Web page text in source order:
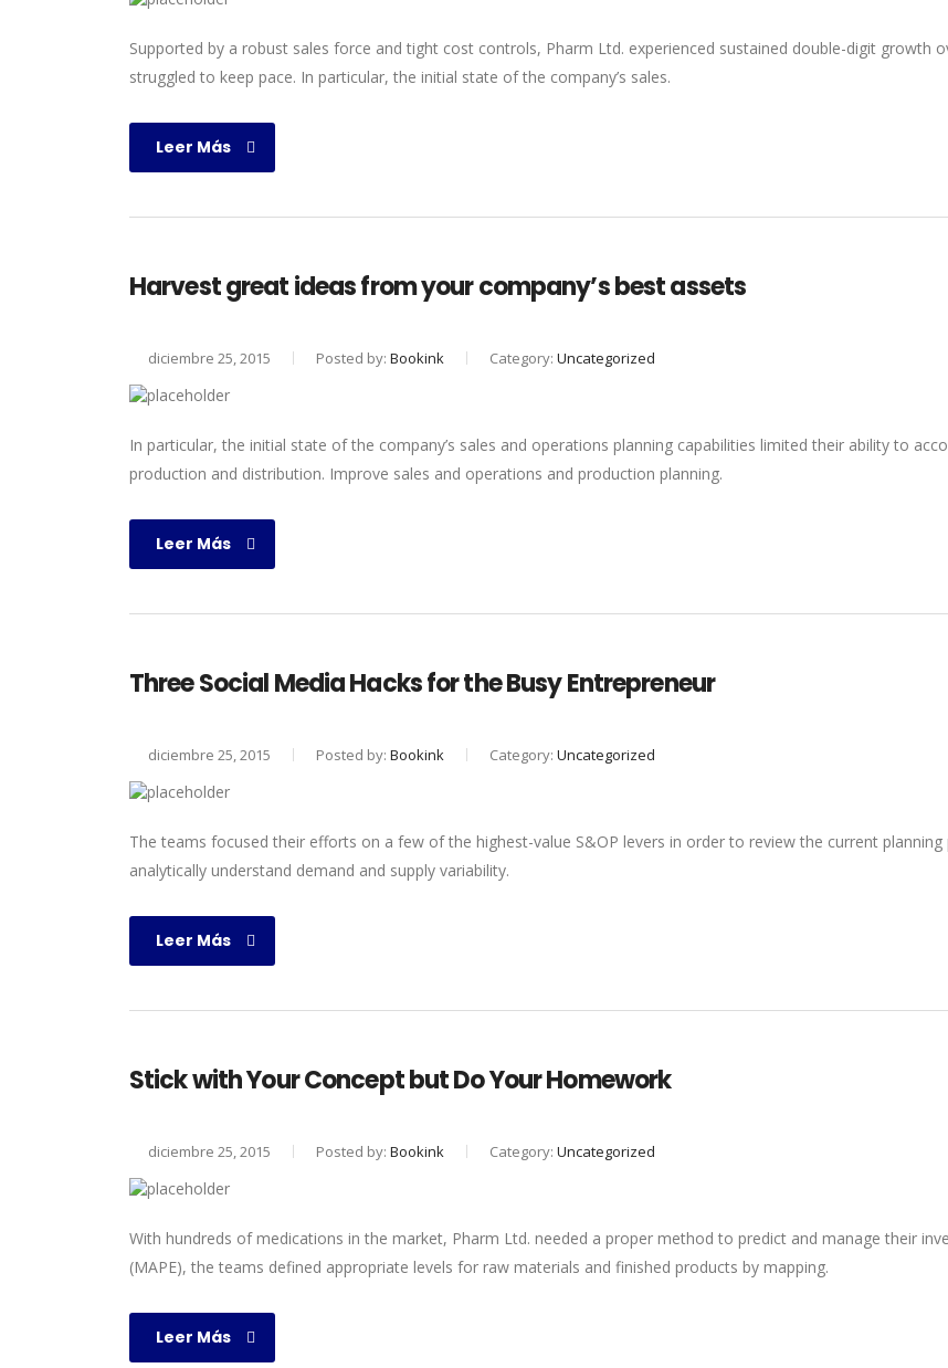
Supported by a robust sales force and tight cost controls, Pharm Ltd. experienced sustained double-digit growth
struggled to keep pace. In particular, the initial state of the company’s sales.
Leer Más
Harvest great ideas from your company’s best assets
diciembre 25, 2015 Posted by: Bookink Category: Uncategorized
In particular, the initial state of the company’s sales and operations planning capabilities limited their ability to
production and distribution. Improve sales and operations and production planning.
Leer Más
Three Social Media Hacks for the Busy Entrepreneur
diciembre 25, 2015 Posted by: Bookink Category: Uncategorized
The teams focused their efforts on a few of the highest-value S&OP levers in order to review the current
analytically understand demand and supply variability.
Leer Más
Stick with Your Concept but Do Your Homework
diciembre 25, 2015 Posted by: Bookink Category: Uncategorized
With hundreds of medications in the market, Pharm Ltd. needed a proper method to predict and manage their
(MAPE), the teams defined appropriate levels for raw materials and finished products by mapping.
Leer Más